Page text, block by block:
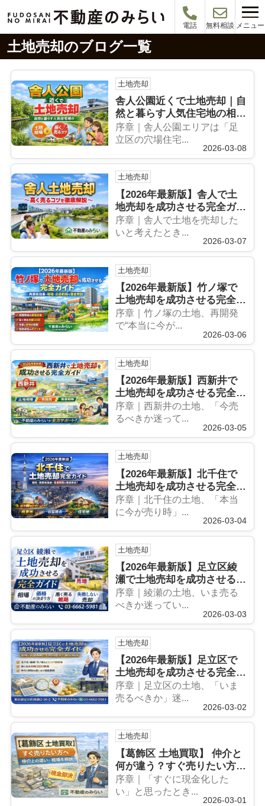
電話 無料相談 メニュー
土地売却のブログ一覧
土地売却
舎人公園近くで土地売却｜自
然と暮らす人気住宅地の相場
と高く売るコツ
序章｜舎人公園エリアは「足
立区の穴場住宅...
2026-03-08
土地売却
【2026年最新版】舎人で土
地売却を成功させる完全ガイ
ド｜相場・高く売る戦略・失
敗回避まで解説
序章｜舎人で土地を売却した
いと考えたとき...
2026-03-07
土地売却
【2026年最新版】竹ノ塚で
土地売却を成功させる完全ガ
イド｜再開発効果・相場・高
値戦略まで徹底解説
序章｜竹ノ塚の土地、再開発
で“本当に今が...
2026-03-06
土地売却
【2026年最新版】西新井で
土地売却を成功させる完全ガ
イド｜相場・再開発・高値戦
略まで徹底解説
序章｜西新井の土地、「今売
るべきか迷って...
2026-03-05
土地売却
【2026年最新版】北千住で
土地売却を成功させる完全ガ
イド｜相場・商業地価値・高
値戦略まで徹底解説
序章｜北千住の土地、「本当
に今が売り時」...
2026-03-04
土地売却
【2026年最新版】足立区綾
瀬で土地売却を成功させる完
全戦略｜相場・再開発・高値
で売る初動30日
序章｜綾瀬の土地、いま売る
べきか迷ってい...
2026-03-03
土地売却
【2026年最新版】足立区で
土地売却を成功させる完全ガ
イド｜相場・高値戦略・失敗
回避まで徹底解説
序章｜足立区の土地、「いま
売るべきか」迷...
2026-03-02
土地売却
【葛飾区 土地買取】 仲介と
何が違う？すぐ売りたい方へ
｜相場・メリット・注意点を
徹底解説
序章｜「すぐに現金化した
い」と思ったとき...
2026-03-01